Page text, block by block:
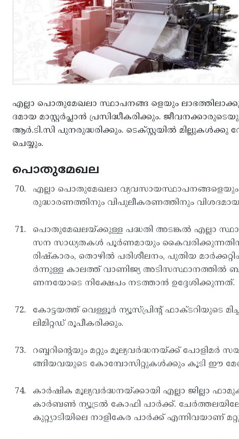
എല്ലാ പൊതുമേഖലാ സ്ഥാപനങ്ങ ളെയും
ദമായ മാസ്റ്റര്‍പ്ലാന്‍ പ്രസിദ്ധീകരിക്കും.
ആര്‍.ടി.സി പുനരുദ്ധരിക്കും. ടെക്സ്റ്റയില്‍
ചെയ്യും.
പൊതുമേഖല
എല്ലാ പൊതുമേഖലാ വ്യവസായസ്ഥാപനങ്ങളെയും
രുദ്ധാരണത്തിനും വിപുലീകരണത്തിനും വിശദമായ
പൊതുമേഖലയ്ക്കുള്ള പദ്ധതി അടങ്കല്‍ എല്ലാ
സന സാധ്യതകള്‍ പൂര്‍ണമായും കൈവരിക്കുന്നതിന്
രിഷ്കാരം, തൊഴില്‍ പരിശീലനം, പുതിയ
ര്‍ന്നുള്ള കാലത്ത് വാണിജ്യ അടിസസ്ഥാനത്തില്‍
ണനയോടെ നിക്ഷേപം നടത്താന്‍ ഉദ്ദേശിക്കുന്നത്.
കോട്ടയത്ത് വെള്ളൂര്‍ ന്യൂസ്പ്രിന്റ് ഫാക്ടറിയുടെ
ലിമിറ്റഡ് രൂപീകരിക്കും.
റബ്ബറിന്റെയും മറ്റും മൂല്യവര്‍ദ്ധനയ്ക്ക്
ങ്ങിയവയുടെ കോമ്പോസിറ്റുകള്‍ക്കും കൂടി ഈ
കാര്‍ഷിക മൂല്യവര്‍ദ്ധനയ്ക്കായി എല്ലാ ജില്ലാ
കാര്‍ബണ്‍ ന്യൂട്രല്‍ കോഫി പാര്‍ക്ക്.
കുറ്റ്യാടിയിലെ നാളികേര പാര്‍ക്ക് എന്നിവയാണ്